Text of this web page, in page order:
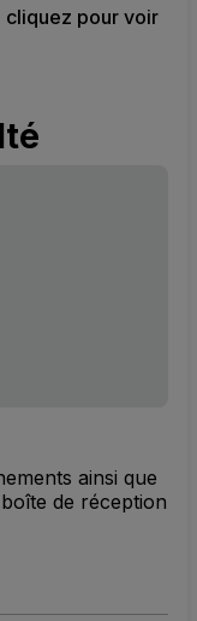
cliquez pour voir
ainsi que
de réception